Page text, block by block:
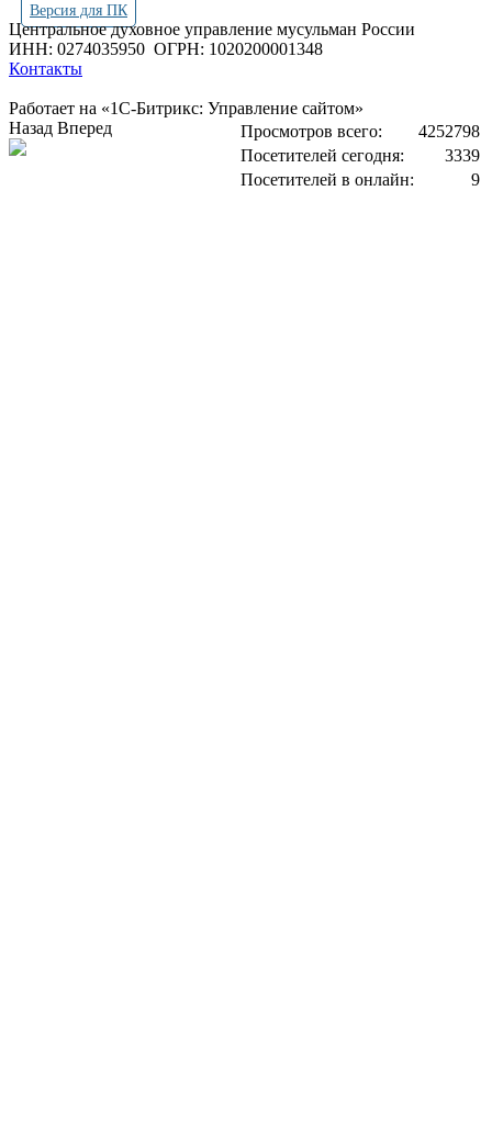
Версия для ПК
Центральное духовное управление мусульман России
ИНН: 0274035950 ОГРН: 1020200001348
Контакты
Работает на «1С-Битрикс: Управление сайтом»
Просмотров всего:
4252798
Посетителей сегодня:
3339
Посетителей в онлайн:
9
Назад Вперед